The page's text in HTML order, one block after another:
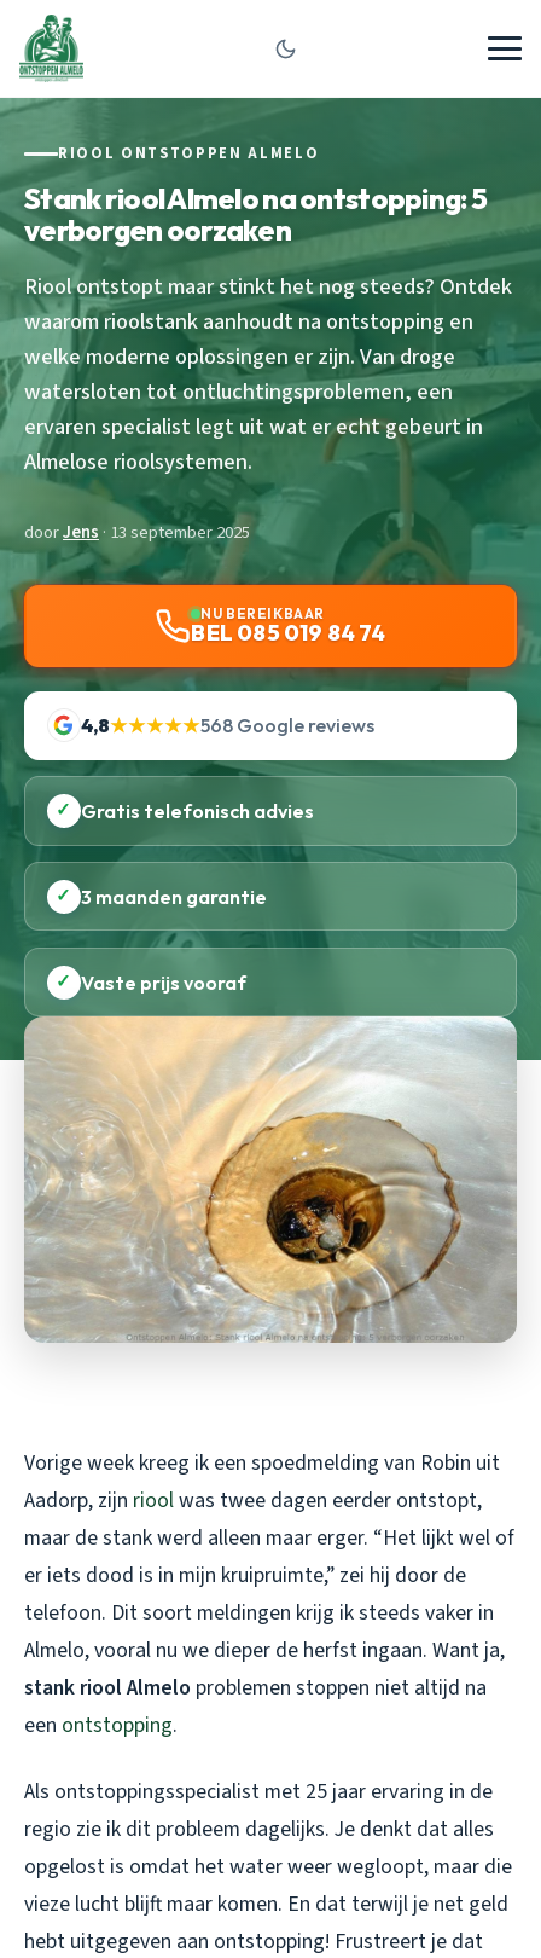
RIOOL ONTSTOPPEN ALMELO
Stank riool Almelo na ontstopping: 5
verborgen oorzaken
Riool ontstopt maar stinkt het nog steeds? Ontdek
waarom rioolstank aanhoudt na ontstopping en
welke moderne oplossingen er zijn. Van droge
watersloten tot ontluchtingsproblemen, een
ervaren specialist legt uit wat er echt gebeurt in
Almelose rioolsystemen.
doorJens · 13 september 2025
NU BEREIKBAAR
BEL 085 019 84 74
4,8★★★★★568 Google reviews
✓ Gratis telefonisch advies
✓ 3 maanden garantie
✓ Vaste prijs vooraf
Vorige week kreeg ik een spoedmelding van Robin uit
Aadorp, zijn rioolwas twee dagen eerder ontstopt,
maar de stank werd alleen maar erger. “Het lijkt wel of
er iets dood is in mijn kruipruimte,” zei hij door de
telefoon. Dit soort meldingen krijg ik steeds vaker in
Almelo, vooral nu we dieper de herfst ingaan. Want ja,
stank riool Almelo problemen stoppen niet altijd na
een ontstopping.
Als ontstoppingsspecialist met 25 jaar ervaring in de
regio zie ik dit probleem dagelijks. Je denkt dat alles
opgelost is omdat het water weer wegloopt, maar die
vieze lucht blijft maar komen. En dat terwijl je net geld
hebt uitgegeven aan ontstopping! Frustreert je dat